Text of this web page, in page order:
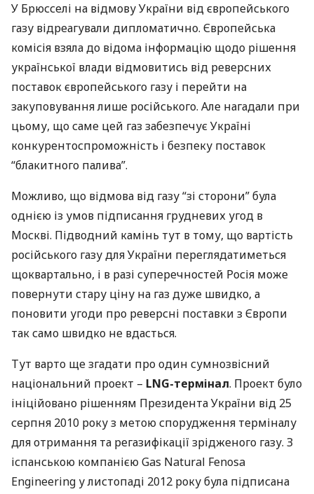
У Брюсселі на відмову України від європейського
газу відреагували дипломатично. Європейська
комісія взяла до відома інформацію щодо рішення
української влади відмовитись від реверсних
поставок європейського газу і перейти на
закуповування лише російського. Але нагадали при
цьому, що саме цей газ забезпечує Україні
конкурентоспроможність і безпеку поставок
“блакитного палива”.
Можливо, що відмова від газу “зі сторони” була
однією із умов підписання грудневих угод в
Москві. Підводний камінь тут в тому, що вартість
російського газу для України переглядатиметься
щоквартально, і в разі суперечностей Росія може
повернути стару ціну на газ дуже швидко, а
поновити угоди про реверсні поставки з Європи
так само швидко не вдасться.
Тут варто ще згадати про один сумнозвісний
національний проект – LNG-термінал. Проект було
ініційовано рішенням Президента України від 25
серпня 2010 року з метою спорудження терміналу
для отримання та регазифікації зрідженого газу. З
іспанською компанією Gas Natural Fenosa
Engineering у листопаді 2012 року була підписана